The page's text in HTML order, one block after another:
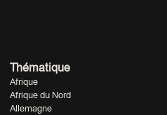
Thématique
Afrique
Afrique du Nord
Allemagne